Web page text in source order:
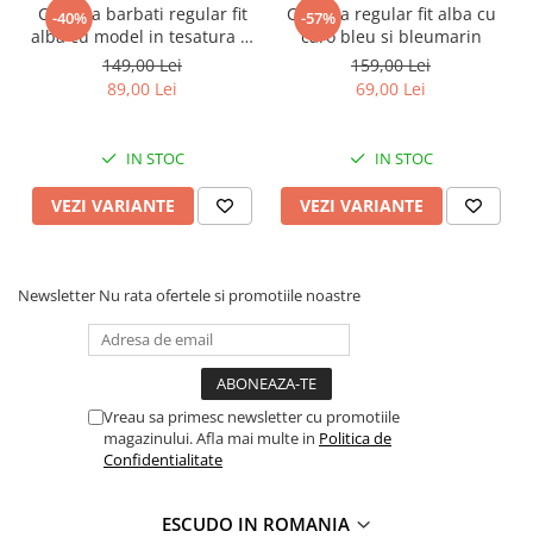
-40%
Camasa barbati regular fit
alba cu model in tesatura si
nasturi ascunsi
149,00 Lei
89,00 Lei
IN STOC
VEZI VARIANTE
-57%
Camasa regular fit alba cu
caro bleu si bleumarin
159,00 Lei
69,00 Lei
IN STOC
VEZI VARIANTE
Newsletter Nu rata ofertele si promotiile noastre
Vreau sa primesc newsletter cu promotiile
magazinului. Afla mai multe in Politica de
Confidentialitate
ESCUDO IN ROMANIA